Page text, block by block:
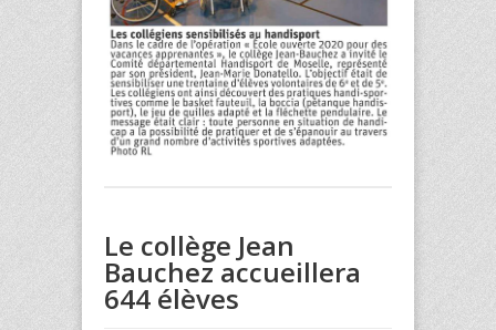
Le collège Jean
Bauchez accueillera
644 élèves